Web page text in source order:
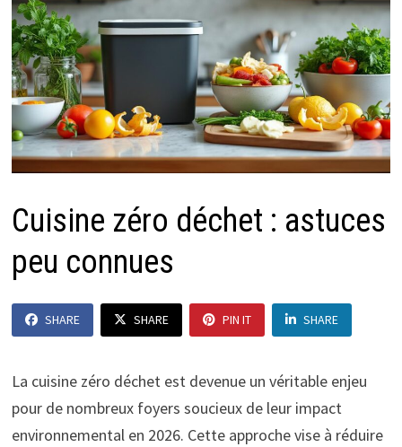
Cuisine zéro déchet : astuces
peu connues
SHARE SHARE PIN IT SHARE
La cuisine zéro déchet est devenue un véritable enjeu
pour de nombreux foyers soucieux de leur impact
environnemental en 2026. Cette approche vise à réduire